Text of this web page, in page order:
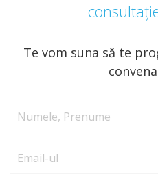
Te vom suna să te